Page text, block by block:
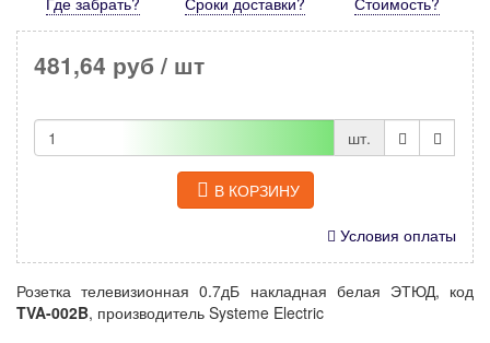
481,64 руб / шт
шт.
В КОРЗИНУ
Условия оплаты
Розетка телевизионная 0.7дБ накладная белая ЭТЮД, код
TVA-002B, производитель Systeme Electric